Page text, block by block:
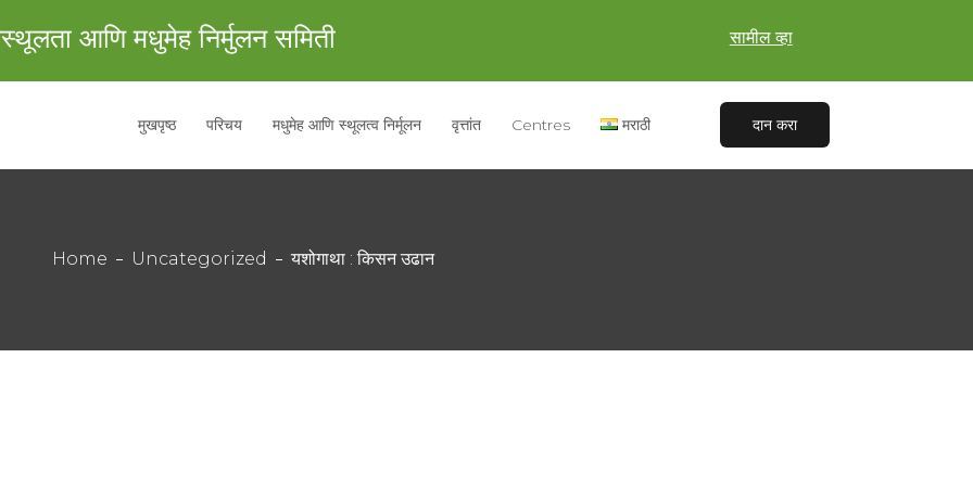
आणि मधुमेह निर्मुलन समिती सामील व्हा
मुखपृष्ठ परिचय मधुमेह आणि स्थूलत्व निर्मूलन वृत्तांत Centres मराठी दान करा
Home Uncategorized यशोगाथा : किसन उढान